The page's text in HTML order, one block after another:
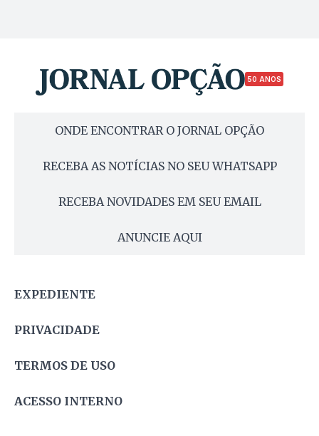
50 ANOS
ONDE ENCONTRAR O JORNAL OPÇÃO
RECEBA AS NOTÍCIAS NO SEU WHATSAPP
RECEBA NOVIDADES EM SEU EMAIL
ANUNCIE AQUI
EXPEDIENTE
PRIVACIDADE
TERMOS DE USO
ACESSO INTERNO